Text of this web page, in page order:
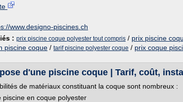
www.designo-piscines.ch
: prix piscine coque polyester tout compris / prix piscine
piscine coque / tarif piscine polyester coque / prix coque
d'une piscine coque | Tarif, coût,
de matériaux constituant la coque sont nombreux :
piscine en coque polyester